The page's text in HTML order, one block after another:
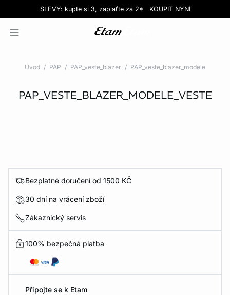
Doručení do obchodu zdarma!
SLEVY: kupte si 3, zaplaťte za 2* KOUPIT NYNÍ
Love EDIT: podprsenka + kalhotky za 999 KčKOUPIT NYNÍ
Úvod PAP PAP_veste_blazer PAP_veste_blazer_modele
PAP_VESTE_BLAZER_MODELE_VESTE
Bezplatné doručení od 1500 KČ
30 dní na vrácení zboží
Zákaznický servis
100% bezpečná platba
Připojte se k Etam